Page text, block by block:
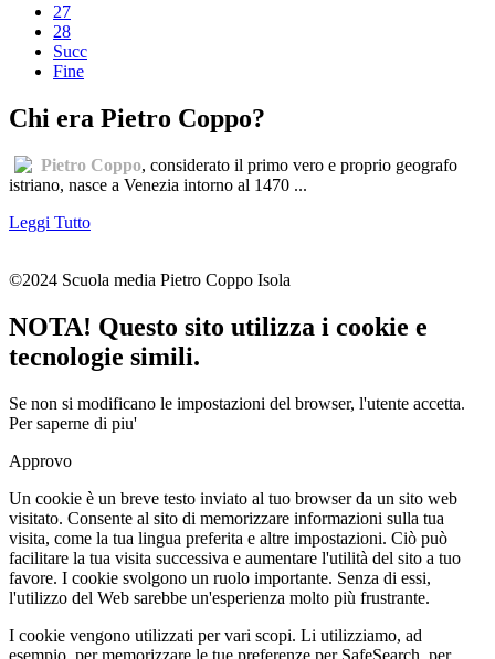
27
28
Succ
Fine
Chi era Pietro Coppo?
Pietro Coppo, considerato il primo vero e proprio geografo
istriano, nasce a Venezia intorno al 1470 ...
Leggi Tutto
©2024 Scuola media Pietro Coppo Isola
NOTA! Questo sito utilizza i cookie e
tecnologie simili.
Se non si modificano le impostazioni del browser, l'utente accetta.
Per saperne di piu'
Approvo
Un cookie è un breve testo inviato al tuo browser da un sito web
visitato. Consente al sito di memorizzare informazioni sulla tua
visita, come la tua lingua preferita e altre impostazioni. Ciò può
facilitare la tua visita successiva e aumentare l'utilità del sito a tuo
favore. I cookie svolgono un ruolo importante. Senza di essi,
l'utilizzo del Web sarebbe un'esperienza molto più frustrante.
I cookie vengono utilizzati per vari scopi. Li utilizziamo, ad
esempio, per memorizzare le tue preferenze per SafeSearch, per